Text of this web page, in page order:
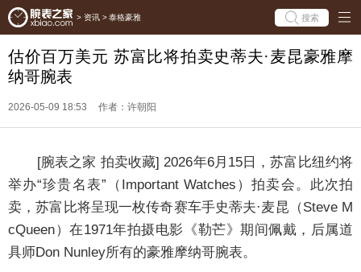
> 资讯 > 泰格豪雅 搜索
估价百万美元 苏富比将拍卖史蒂夫·麦昆豪雅摩
纳哥腕表
2026-05-09 18:53 作者：许朝阳
[腕表之家 拍卖收藏] 2026年6月15日，苏富比纽约将
举办“珍贵名表”（Important Watches）拍卖会。此次拍
卖，苏富比将呈现一枚传奇赛车手史蒂夫·麦昆（Steve M
cQueen）在1971年拍摄电影《勒芒》期间佩戴，后属道
具师Don Nunley所有的豪雅摩纳哥腕表。